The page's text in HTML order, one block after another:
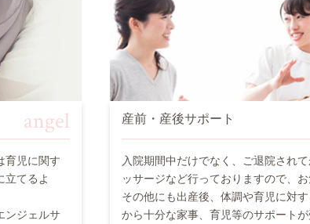
angel
育児に関す
立てるよ
ンジェルサ
産前・産後サポート
入院期間中だけでなく、ご退院され
ッサージなど行っておりますので、お
その他にも出産後、体調や育児に対
から十分な家事、育児等のサポート